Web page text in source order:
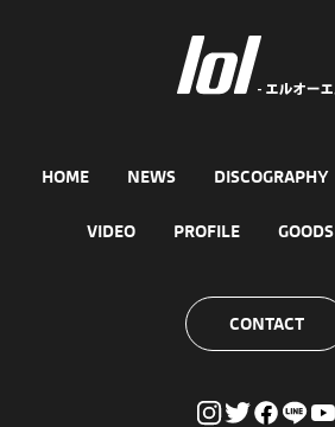
HOME NEWS DISCOGRAPHY
VIDEO PROFILE GOODS
CONTACT